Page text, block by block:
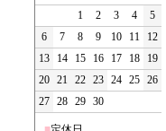
1
2 3 4
5
6
7 8 9 10 11
12
13
14 15 16 17 18
19
20 21 22 23 24 25 26
27 28 29 30